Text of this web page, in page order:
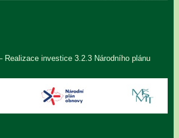
Realizace investice 3.2.3 Národního plánu